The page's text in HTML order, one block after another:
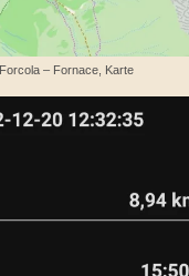
Forcola – Fornace, Karte